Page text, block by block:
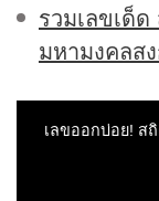
รวมเลขเด็
มหามงคลส